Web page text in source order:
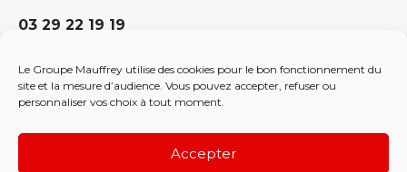
Le Groupe Mauffrey utilise des cookies pour le bon fonctionnement du
site et la mesure d’audience. Vous pouvez accepter, refuser ou
personnaliser vos choix à tout moment.
Accepter
03 29 22 19 19
Politique de confidentialité
Politique de cookies (EU)